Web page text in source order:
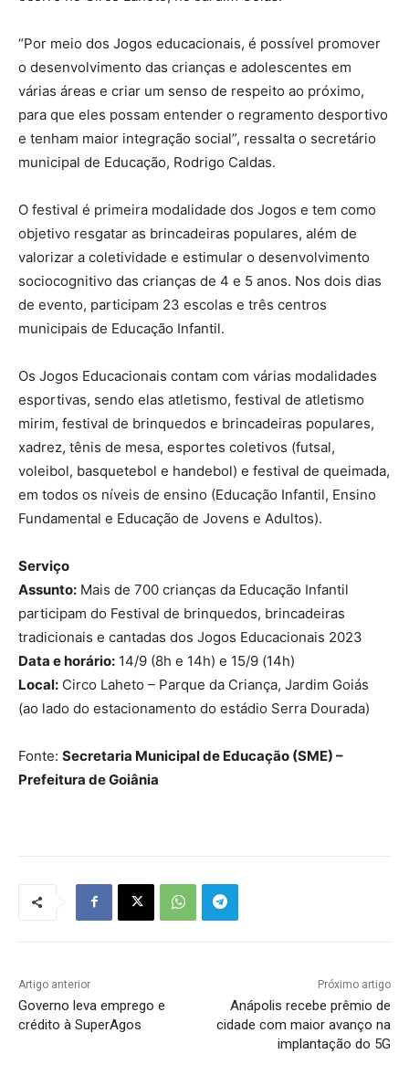
“Por meio dos Jogos educacionais, é possível promover
o desenvolvimento das crianças e adolescentes em
várias áreas e criar um senso de respeito ao próximo,
para que eles possam entender o regramento desportivo
e tenham maior integração social”, ressalta o secretário
municipal de Educação, Rodrigo Caldas.
O festival é primeira modalidade dos Jogos e tem como
objetivo resgatar as brincadeiras populares, além de
valorizar a coletividade e estimular o desenvolvimento
sociocognitivo das crianças de 4 e 5 anos. Nos dois dias
de evento, participam 23 escolas e três centros
municipais de Educação Infantil.
Os Jogos Educacionais contam com várias modalidades
esportivas, sendo elas atletismo, festival de atletismo
mirim, festival de brinquedos e brincadeiras populares,
xadrez, tênis de mesa, esportes coletivos (futsal,
voleibol, basquetebol e handebol) e festival de queimada,
em todos os níveis de ensino (Educação Infantil, Ensino
Fundamental e Educação de Jovens e Adultos).
Serviço
Assunto: Mais de 700 crianças da Educação Infantil
participam do Festival de brinquedos, brincadeiras
tradicionais e cantadas dos Jogos Educacionais 2023
Data e horário: 14/9 (8h e 14h) e 15/9 (14h)
Local: Circo Laheto – Parque da Criança, Jardim Goiás
(ao lado do estacionamento do estádio Serra Dourada)
Fonte: Secretaria Municipal de Educação (SME) –
Prefeitura de Goiânia
Artigo anterior
Governo leva emprego e
crédito à SuperAgos
Próximo artigo
Anápolis recebe prêmio de
cidade com maior avanço na
implantação do 5G